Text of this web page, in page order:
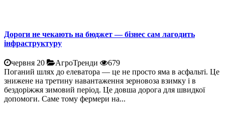
Дороги не чекають на бюджет — бізнес сам лагодить
інфраструктуру
червня 20 АгроТренди
679
Поганий шлях до елеватора — це не просто яма в асфальті. Це
знижене на третину навантаження зерновоза взимку і в
бездоріжжя зимовий період. Це довша дорога для швидкої
допомоги. Саме тому фермери на...